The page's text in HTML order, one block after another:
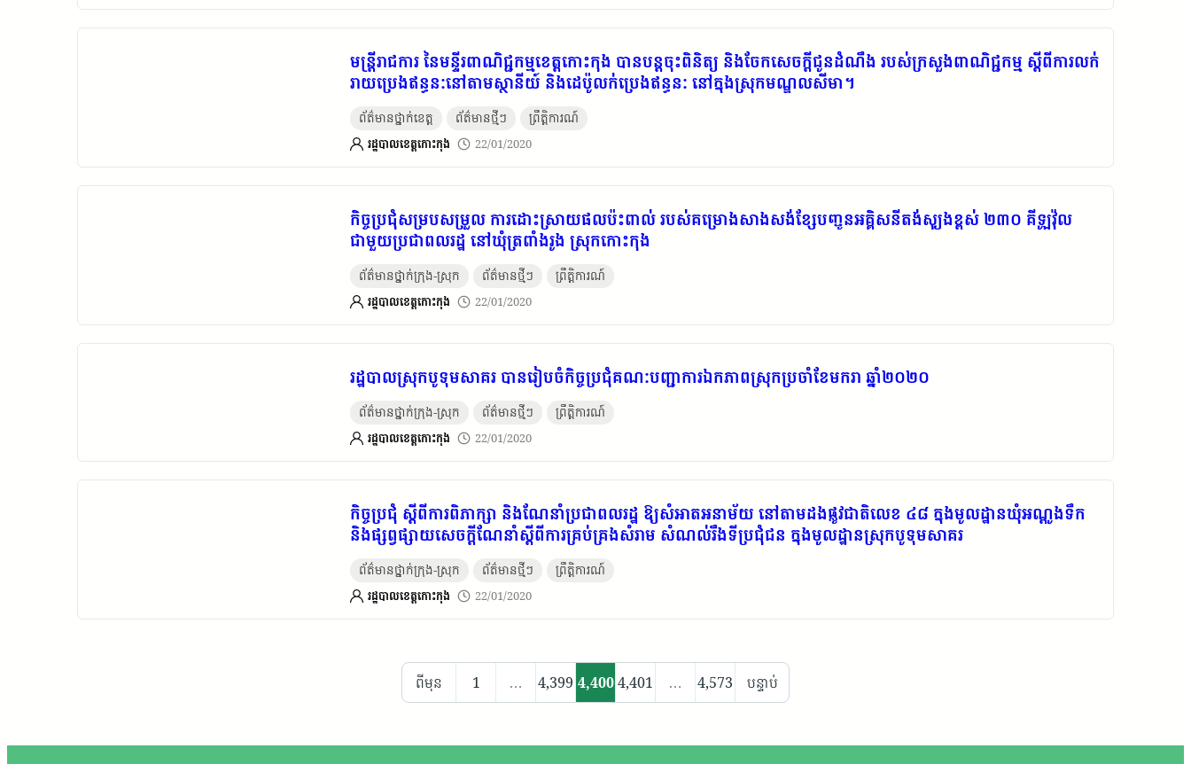
មន្ត្រីរាជការ នៃមន្ទីរពាណិជ្ជកម្មខេត្តកោះកុង បានបន្តចុះពិនិត្យ និងចែកសេចក្តីជូនដំណឹង របស់ក្រសួងពាណិជ្ជកម្ម ស្តីពីការលក់
រាយប្រេងឥន្ធនៈនៅតាមស្ថានីយ៍ និងដេប៉ូលក់ប្រេងឥន្ធនៈ នៅក្នុងស្រុកមណ្ឌលសីមា។
ព័ត៌មានថ្នាក់ខេត្ត ព័ត៌មានថ្មីៗ ព្រឹត្តិការណ៍
រដ្ឋបាល​ខេត្ត​កោះកុង 22/01/2020
កិច្ចប្រជុំសម្របសម្រួល ការដោះស្រាយផលប៉ះពាល់ របស់គម្រោងសាងសង់ខ្សែបញ្ជូនអគ្គិសនីតង់ស្យុងខ្ពស់ ២៣០ គីឡូវ៉ុល
ជាមួយប្រជាពលរដ្ឋ នៅឃុំត្រពាំងរូង ស្រុកកោះកុង
ព័ត៌មានថ្នាក់ក្រុង-ស្រុក ព័ត៌មានថ្មីៗ ព្រឹត្តិការណ៍
រដ្ឋបាល​ខេត្ត​កោះកុង 22/01/2020
រដ្ឋបាលស្រុកបូទុមសាគរ បានរៀបចំកិច្ចប្រជុំគណៈបញ្ជាការឯកភាពស្រុកប្រចាំខែមករា ឆ្នាំ២០២០
ព័ត៌មានថ្នាក់ក្រុង-ស្រុក ព័ត៌មានថ្មីៗ ព្រឹត្តិការណ៍
រដ្ឋបាល​ខេត្ត​កោះកុង 22/01/2020
កិច្ចប្រជុំ ស្ដីពីការពិភាក្សា និងណែនាំប្រជាពលរដ្ឋ ឱ្យសំអាតអនាម័យ នៅតាមដងផ្លូវជាតិលេខ ៤៨ ក្នុងមូលដ្ឋានឃុំអណ្តូងទឹក
និងផ្សព្វផ្សាយសេចក្តីណែនាំស្ដីពីការគ្រប់គ្រងសំរាម សំណល់រឹងទីប្រជុំជន ក្នុងមូលដ្ឋានស្រុកបូទុមសាគរ
ព័ត៌មានថ្នាក់ក្រុង-ស្រុក ព័ត៌មានថ្មីៗ ព្រឹត្តិការណ៍
រដ្ឋបាល​ខេត្ត​កោះកុង 22/01/2020
Posts
pagination
ពីមុន 1 … 4,399 4,400 4,401 … 4,573 បន្ទាប់